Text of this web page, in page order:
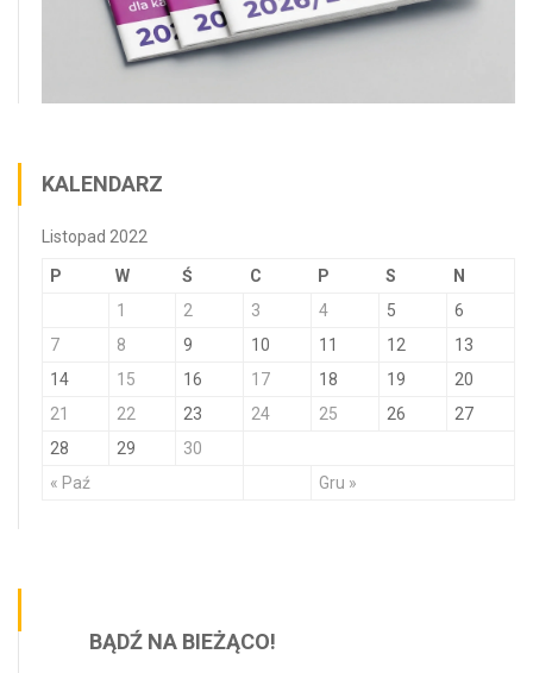
KALENDARZ
Listopad 2022
P W Ś C P S N
« Paź Gru »
1 2 3 4 5
6
7
8 9 10 11 12
13
14
15 16 17 18 19
20
21
22 23 24 25 26
27
28
29 30
BĄDŹ NA BIEŻĄCO!